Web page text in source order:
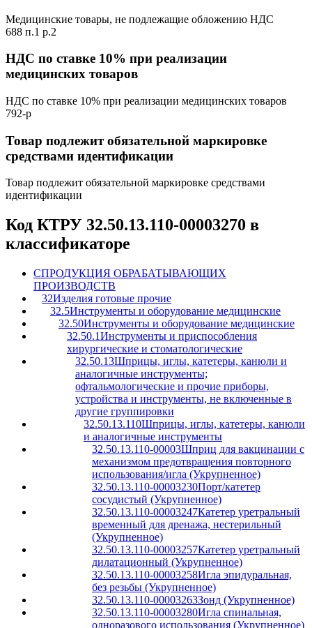
Медицинские товары, не подлежащие обложению НДС
688 п.1 р.2
НДС по ставке 10% при реализации
медицинских товаров
НДС по ставке 10% при реализации медицинских товаров
792-р
Товар подлежит обязательной маркировке
средствами идентификации
Товар подлежит обязательной маркировке средствами
идентификации
Код КТРУ 32.50.13.110-00003270 в
классификаторе
CПРОДУКЦИЯ ОБРАБАТЫВАЮЩИХ
ПРОИЗВОДСТВ
32Изделия готовые прочие
32.5Инструменты и оборудование медицинские
32.50Инструменты и оборудование медицинские
32.50.1Инструменты и приспособления
хирургические и стоматологические
32.50.13Шприцы, иглы, катетеры, канюли и
аналогичные инструменты;
офтальмологические и прочие приборы,
устройства и инструменты, не включенные в
другие группировки
32.50.13.110Шприцы, иглы, катетеры, канюли
и аналогичные инструменты
32.50.13.110-00003Шприц для вакцинации с
механизмом предотвращения повторного
использования/игла (Укрупненное)
32.50.13.110-00003230Порт/катетер
сосудистый (Укрупненное)
32.50.13.110-00003247Катетер уретральный
временный для дренажа, нестерильный
(Укрупненное)
32.50.13.110-00003257Катетер уретральный
дилатационный (Укрупненное)
32.50.13.110-00003258Игла эпидуральная,
без резьбы (Укрупненное)
32.50.13.110-00003263Зонд (Укрупненное)
32.50.13.110-00003280Игла спинальная,
одноразового использования (Укрупненное)